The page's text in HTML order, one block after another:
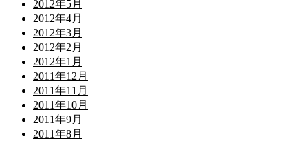
2012年5月
2012年4月
2012年3月
2012年2月
2012年1月
2011年12月
2011年11月
2011年10月
2011年9月
2011年8月